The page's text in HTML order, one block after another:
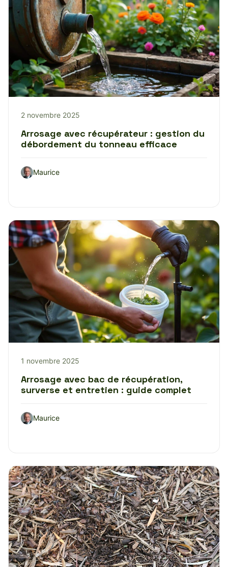
2 novembre 2025
Arrosage avec récupérateur : gestion du
débordement du tonneau efficace
Maurice
1 novembre 2025
Arrosage avec bac de récupération,
surverse et entretien : guide complet
Maurice